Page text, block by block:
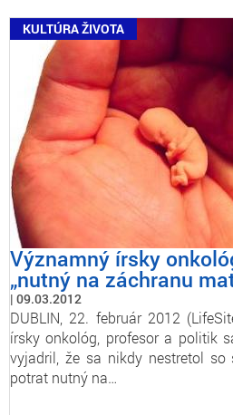
KULTÚRA ŽIVOTA
Významný írsky
„nutný na záchranu
09.03.2012
DUBLIN, 22. február 2012
írsky onkológ, profesor a politik
vyjadril, že sa nikdy nestretol
potrat nutný na…